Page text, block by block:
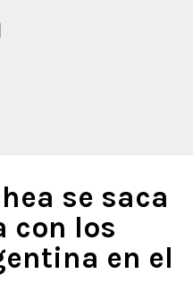
se saca
con los
en el